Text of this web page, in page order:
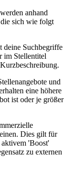
anhand
sich wie folgt
deine Suchbegriffe
im Stellentitel
und
eine höhere
ist oder je größer
Dies gilt für
'Boost'
zu externen